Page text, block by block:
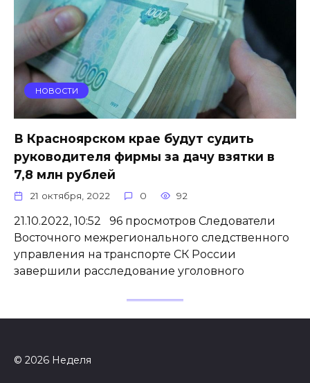
НОВОСТИ
В Красноярском крае будут судить
руководителя фирмы за дачу взятки в
7,8 млн рублей
21 октября, 2022 0 92
21.10.2022, 10:52 96 просмотров Следователи
Восточного межрегионального следственного
управления на транспорте СК России
завершили расследование уголовного
© 2026 Неделя